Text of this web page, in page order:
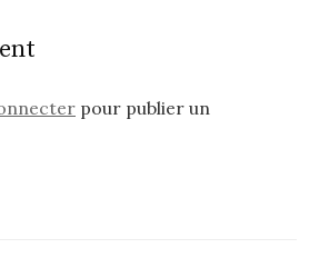
pour publier un